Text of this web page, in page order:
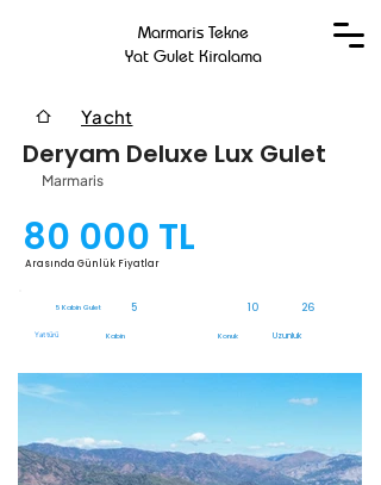
Marmaris Tekne
Yat Gulet Kiralama
Yacht
Deryam Deluxe Lux Gulet
Marmaris
Arasında Günlük Fiyatlar
80 000 TL
5 Kabin Gulet
Yat türü
5
Kabin
10 26
Konuk Uzunluk